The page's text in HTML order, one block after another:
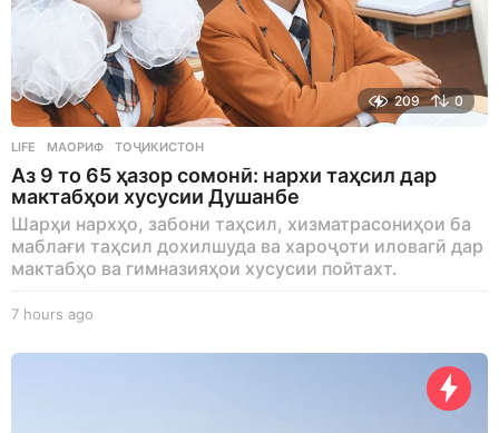
209 0
LIFE МАОРИФ ,ТОҶИКИСТОН
Аз 9 то 65 ҳазор сомонӣ: нархи таҳсил дар
мактабҳои хусусии Душанбе
Шарҳи нархҳо, забони таҳсил, хизматрасониҳои ба
маблағи таҳсил дохилшуда ва хароҷоти иловагӣ дар
мактабҳо ва гимназияҳои хусусии пойтахт.
7 hours ago
o